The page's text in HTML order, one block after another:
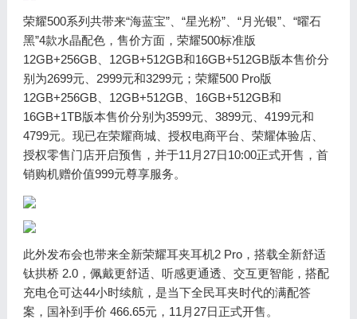
荣耀500系列共带来“海蓝宝”、“星光粉”、“月光银”、“曜石
黑”4款水晶配色，售价方面，荣耀500标准版
12GB+256GB、12GB+512GB和16GB+512GB版本售价分
别为2699元、2999元和3299元；荣耀500 Pro版
12GB+256GB、12GB+512GB、16GB+512GB和
16GB+1TB版本售价分别为3599元、3899元、4199元和
4799元。现已在荣耀商城、授权电商平台、荣耀体验店、
授权零售门店开启预售，并于11月27日10:00正式开售，首
销购机赠价值999元尊享服务。
此外发布会也带来全新荣耀耳夹耳机2 Pro，搭载全新舒适
钛拱桥 2.0，佩戴更舒适、听感更通透、交互更智能，搭配
充电仓可达44小时续航，是当下全民耳夹时代的满配答
案，国补到手价 466.65元，11月27日正式开售。